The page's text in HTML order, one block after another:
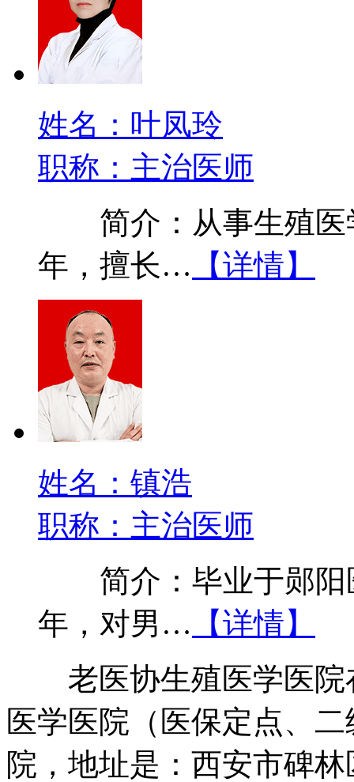
姓名：叶凤玲
职称：主治医师
简介：从事生殖医
年，擅长… 【详情】
姓名：镇浩
职称：主治医师
简介：毕业于郧阳
年，对男… 【详情】
老医协生殖医学医院
医学医院（医保定点、
院，地址是：西安市碑